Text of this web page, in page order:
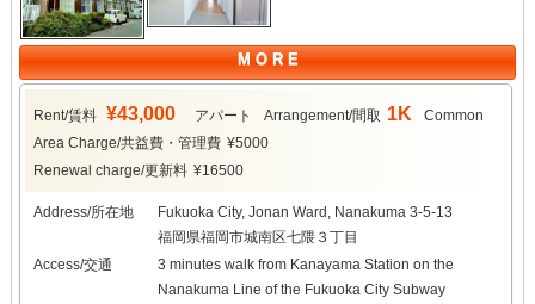
M O R E
Rent/賃料 ¥43,000 アパート Arrangement/間取 1K
Common
Area Charge/共益費・管理費 ¥5000
Renewal charge/更新料 ¥16500
Address/所在地
Fukuoka City, Jonan Ward, Nanakuma 3-5-13
福岡県福岡市城南区七隈３丁目
Access/交通
3 minutes walk from Kanayama Station on the
Nanakuma Line of the Fukuoka City Subway